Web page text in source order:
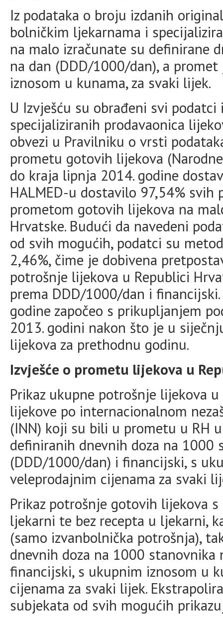
Iz podataka o broju izdanih
bolničkim ljekarnama i
na malo izračunate su definirane
na dan (DDD/1000/dan), a
iznosom u kunama, za svaki lijek.
U Izvješću su obrađeni svi
specijaliziranih prodavaonica
obvezi u Pravilniku o vrsti
prometu gotovih lijekova
do kraja lipnja 2014. godine
HALMED-u dostavilo 97,54%
prometom gotovih lijekova na
Hrvatske. Budući da navedeni
od svih mogućih, podatci su
2,46%, čime je dobivena
potrošnje lijekova u Republici
prema DDD/1000/dan i
godine započeo s prikupljanjem
2013. godini nakon što je u
lijekova za prethodnu godinu.
Izvješće o prometu lijekova u
Prikaz ukupne potrošnje lijekova
lijekove po internacionalnom
(INN) koji su bili u prometu u RH
definiranih dnevnih doza na 1000
(DDD/1000/dan) i financijski, s
veleprodajnim cijenama za svaki
Prikaz potrošnje gotovih lijekova
ljekarni te bez recepta u ljekarni,
(samo izvanbolnička potrošnja),
dnevnih doza na 1000
financijski, s ukupnim iznosom u
cijenama za svaki lijek.
subjekata od svih mogućih